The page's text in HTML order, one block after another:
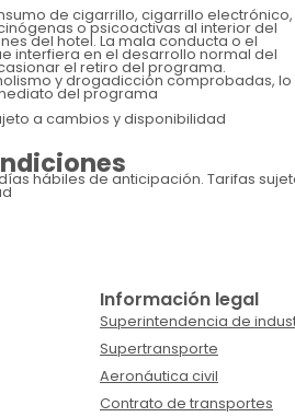
de cigarrillo, cigarrillo electrónico,
o psicoactivas al interior del
del hotel. La mala conducta o el
interfiera en el desarrollo normal del
el retiro del programa.
y drogadicción comprobadas, lo
del programa
a cambios y disponibilidad
hábiles de anticipación. Tarifas
Información legal
Superintendencia de
Supertransporte
Aeronáutica civil
Contrato de transportes